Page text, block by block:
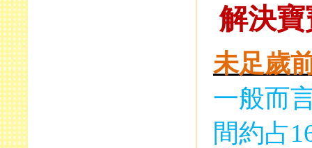
解決
未足歲
一般而
間約占